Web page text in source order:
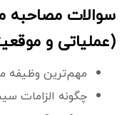
سوالات مصاحبه
(عملیاتی و
مهم‌ترین وظیفه
چگونه الزامات